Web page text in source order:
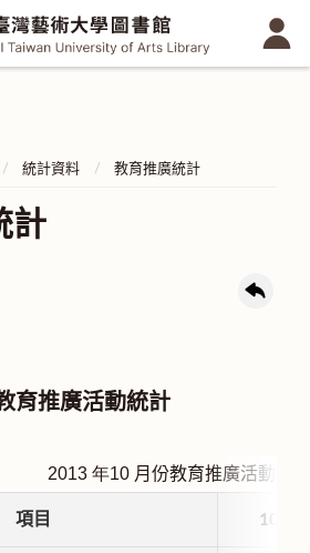
統計資料 教育推廣統計
計
育推廣活動統計
2013 年10 月份教育推廣活動統計
項目 10